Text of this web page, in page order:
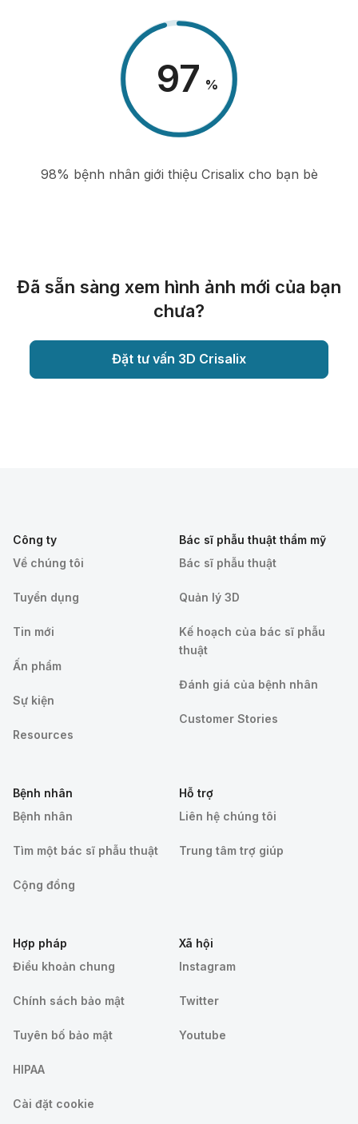
98 %
98% bệnh nhân giới thiệu Crisalix cho bạn bè
Đã sẵn sàng xem hình ảnh mới của bạn
chưa?
Đặt tư vấn 3D Crisalix
Công ty
Về chúng tôi
Tuyển dụng
Tin mới
Ấn phẩm
Sự kiện
Resources
Bác sĩ phẫu thuật thẩm mỹ
Bác sĩ phẫu thuật
Quản lý 3D
Kế hoạch của bác sĩ phẫu
thuật
Đánh giá của bệnh nhân
Customer Stories
Bệnh nhân
Bệnh nhân
Tìm một bác sĩ phẫu thuật
Cộng đồng
Hỗ trợ
Liên hệ chúng tôi
Trung tâm trợ giúp
Hợp pháp
Điều khoản chung
Chính sách bảo mật
Tuyên bố bảo mật
HIPAA
Cài đặt cookie
Xã hội
Instagram
Twitter
Youtube